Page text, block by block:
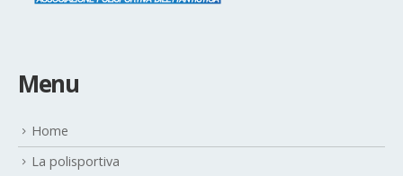
Menu
Home
La polisportiva